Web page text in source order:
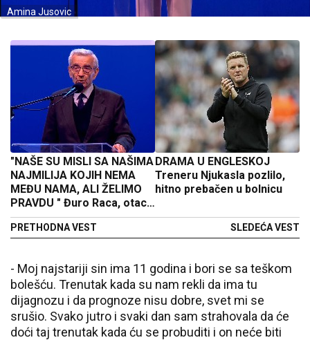
Amina Jusovic
"NAŠE SU MISLI SA NAŠIMA
NAJMILIJA KOJIH NEMA
MEĐU NAMA, ALI ŽELIMO
PRAVDU " Đuro Raca, otac
tragično preminule
Goranke Raca obratio se
PRETHODNA VEST
DRAMA U ENGLESKOJ
Treneru Njukasla pozlilo,
hitno prebačen u bolnicu
SLEDEĆA VEST
- Moj najstariji sin ima 11 godina i bori se sa teškom
bolešću. Trenutak kada su nam rekli da ima tu
dijagnozu i da prognoze nisu dobre, svet mi se
srušio. Svako jutro i svaki dan sam strahovala da će
doći taj trenutak kada ću se probuditi i on neće biti